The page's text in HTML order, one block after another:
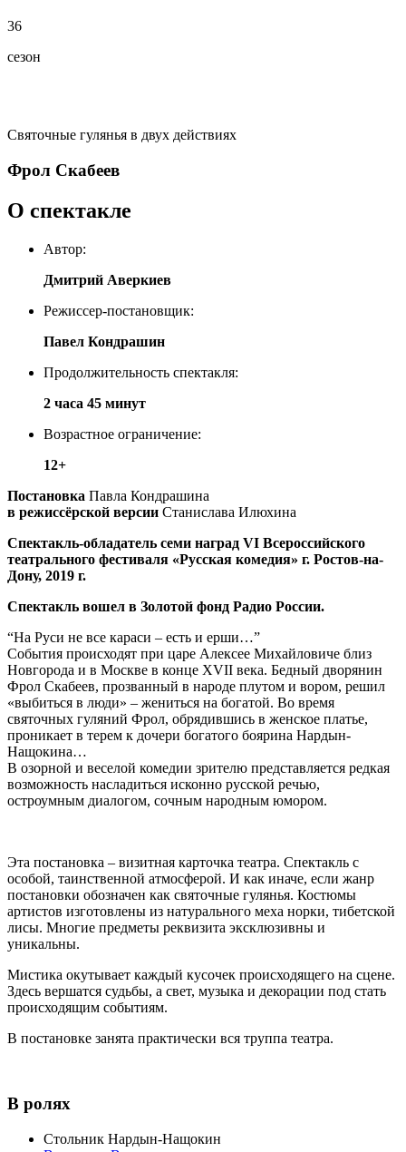
36
сезон
Святочные гулянья в двух действиях
Фрол Скабеев
О спектакле
Автор:
Дмитрий Аверкиев
Режиссер-постановщик:
Павел Кондрашин
Продолжительность спектакля:
2 часа 45 минут
Возрастное ограничение:
12+
Постановка Павла Кондрашина
в режиссёрской версии Станислава Илюхина
Спектакль-обладатель семи наград VI Всероссийского
театрального фестиваля «Русская комедия» г. Ростов-на-
Дону, 2019 г.
Спектакль вошел в Золотой фонд Радио России.
“На Руси не все караси – есть и ерши…”
События происходят при царе Алексее Михайловиче близ
Новгорода и в Москве в конце XVII века. Бедный дворянин
Фрол Скабеев, прозванный в народе плутом и вором, решил
«выбиться в люди» – жениться на богатой. Во время
святочных гуляний Фрол, обрядившись в женское платье,
проникает в терем к дочери богатого боярина Нардын-
Нащокина…
В озорной и веселой комедии зрителю представляется редкая
возможность насладиться исконно русской речью,
остроумным диалогом, сочным народным юмором.
Эта постановка – визитная карточка театра. Спектакль с
особой, таинственной атмосферой. И как иначе, если жанр
постановки обозначен как святочные гулянья. Костюмы
артистов изготовлены из натурального меха норки, тибетской
лисы. Многие предметы реквизита эксклюзивны и
уникальны.
Мистика окутывает каждый кусочек происходящего на сцене.
Здесь вершатся судьбы, а свет, музыка и декорации под стать
происходящим событиям.
В постановке занята практически вся труппа театра.
В ролях
Стольник Нардын-Нащокин